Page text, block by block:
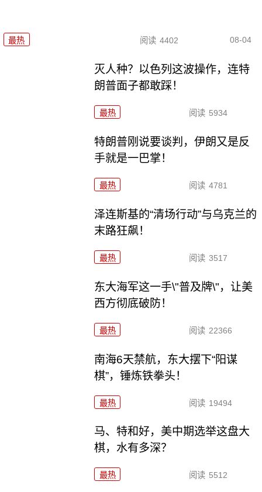
最热 阅读 4402 08-04
灭人种？以色列这波操作，连特
朗普面子都敢踩！
最热 阅读 5934
特朗普刚说要谈判，伊朗又是反
手就是一巴掌！
最热 阅读 4781
泽连斯基的“清场行动”与乌克兰的
末路狂飙！
最热 阅读 3517
东大海军这一手\"普及牌\"，让美
西方彻底破防！
最热 阅读 22366
南海6天禁航，东大摆下“阳谋
棋”，锤炼铁拳头！
最热 阅读 19494
马、特和好，美中期选举这盘大
棋，水有多深？
最热 阅读 5512